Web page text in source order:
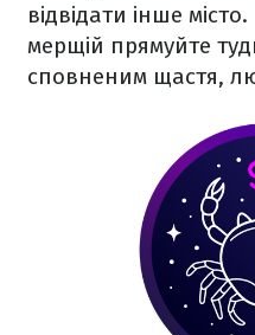
відвідати інше
мерщій прямуйте
сповненим щастя,